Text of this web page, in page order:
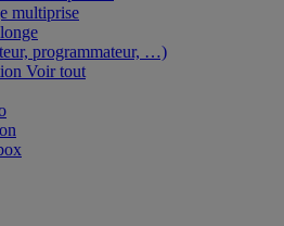
multiprise
programmateur, …)
Voir tout